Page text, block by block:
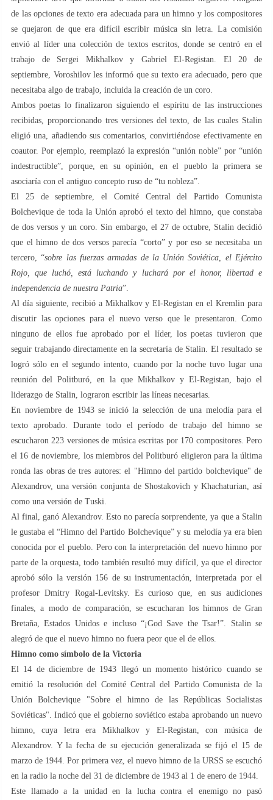
de las opciones de texto era adecuada para un himno y los compositores
se quejaron de que era difícil escribir música sin letra. La comisión
envió al líder una colección de textos escritos, donde se centró en el
trabajo de Sergei Mikhalkov y Gabriel El-Registan. El 20 de
septiembre, Voroshilov les informó que su texto era adecuado, pero que
necesitaba algo de trabajo, incluida la creación de un coro.
Ambos poetas lo finalizaron siguiendo el espíritu de las instrucciones
recibidas, proporcionando tres versiones del texto, de las cuales Stalin
eligió una, añadiendo sus comentarios, convirtiéndose efectivamente en
coautor. Por ejemplo, reemplazó la expresión “unión noble” por “unión
indestructible”, porque, en su opinión, en el pueblo la primera se
asociaría con el antiguo concepto ruso de “tu nobleza”.
El 25 de septiembre, el Comité Central del Partido Comunista
Bolchevique de toda la Unión aprobó el texto del himno, que constaba
de dos versos y un coro. Sin embargo, el 27 de octubre, Stalin decidió
que el himno de dos versos parecía “corto” y por eso se necesitaba un
tercero, “sobre las fuerzas armadas de la Unión Soviética, el Ejército
Rojo, que luchó, está luchando y luchará por el honor, libertad e
independencia de nuestra Patria”.
Al día siguiente, recibió a Mikhalkov y El-Registan en el Kremlin para
discutir las opciones para el nuevo verso que le presentaron. Como
ninguno de ellos fue aprobado por el líder, los poetas tuvieron que
seguir trabajando directamente en la secretaría de Stalin. El resultado se
logró sólo en el segundo intento, cuando por la noche tuvo lugar una
reunión del Politburó, en la que Mikhalkov y El-Registan, bajo el
liderazgo de Stalin, lograron escribir las líneas necesarias.
En noviembre de 1943 se inició la selección de una melodía para el
texto aprobado. Durante todo el período de trabajo del himno se
escucharon 223 versiones de música escritas por 170 compositores. Pero
el 16 de noviembre, los miembros del Politburó eligieron para la última
ronda las obras de tres autores: el "Himno del partido bolchevique" de
Alexandrov, una versión conjunta de Shostakovich y Khachaturian, así
como una versión de Tuski.
Al final, ganó Alexandrov. Esto no parecía sorprendente, ya que a Stalin
le gustaba el “Himno del Partido Bolchevique” y su melodía ya era bien
conocida por el pueblo. Pero con la interpretación del nuevo himno por
parte de la orquesta, todo también resultó muy difícil, ya que el director
aprobó sólo la versión 156 de su instrumentación, interpretada por el
profesor Dmitry Rogal-Levitsky. Es curioso que, en sus audiciones
finales, a modo de comparación, se escucharan los himnos de Gran
Bretaña, Estados Unidos e incluso “¡God Save the Tsar!”. Stalin se
alegró de que el nuevo himno no fuera peor que el de ellos.
Himno como símbolo de la Victoria
El 14 de diciembre de 1943 llegó un momento histórico cuando se
emitió la resolución del Comité Central del Partido Comunista de la
Unión Bolchevique "Sobre el himno de las Repúblicas Socialistas
Soviéticas". Indicó que el gobierno soviético estaba aprobando un nuevo
himno, cuya letra era Mikhalkov y El-Registan, con música de
Alexandrov. Y la fecha de su ejecución generalizada se fijó el 15 de
marzo de 1944. Por primera vez, el nuevo himno de la URSS se escuchó
en la radio la noche del 31 de diciembre de 1943 al 1 de enero de 1944.
Este llamado a la unidad en la lucha contra el enemigo no pasó